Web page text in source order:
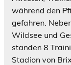
während den
gefahren.
Wildsee und
standen 8
Stadion von